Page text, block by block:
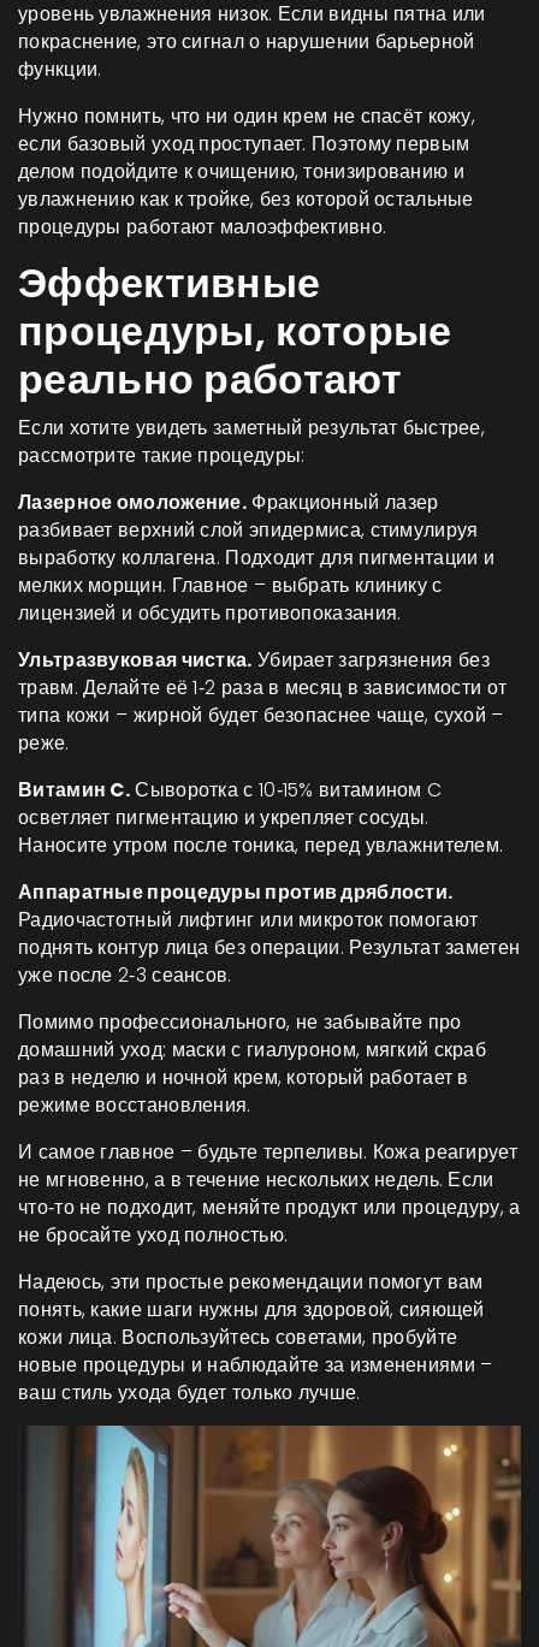
уровень увлажнения низок. Если видны пятна или
покраснение, это сигнал о нарушении барьерной
функции.
Нужно помнить, что ни один крем не спасёт кожу,
если базовый уход проступает. Поэтому первым
делом подойдите к очищению, тонизированию и
увлажнению как к тройке, без которой остальные
процедуры работают малоэффективно.
Эффективные
процедуры, которые
реально работают
Если хотите увидеть заметный результат быстрее,
рассмотрите такие процедуры:
Лазерное омоложение. Фракционный лазер
разбивает верхний слой эпидермиса, стимулируя
выработку коллагена. Подходит для пигментации и
мелких морщин. Главное – выбрать клинику с
лицензией и обсудить противопоказания.
Ультразвуковая чистка. Убирает загрязнения без
травм. Делайте её 1‑2 раза в месяц в зависимости от
типа кожи – жирной будет безопаснее чаще, сухой –
реже.
Витамин C.Сыворотка с 10‑15% витамином C
осветляет пигментацию и укрепляет сосуды.
Наносите утром после тоника, перед увлажнителем.
Аппаратные процедуры против дряблости.
Радиочастотный лифтинг или микроток помогают
поднять контур лица без операции. Результат заметен
уже после 2‑3 сеансов.
Помимо профессионального, не забывайте про
домашний уход: маски с гиалуроном, мягкий скраб
раз в неделю и ночной крем, который работает в
режиме восстановления.
И самое главное – будьте терпеливы. Кожа реагирует
не мгновенно, а в течение нескольких недель. Если
что‑то не подходит, меняйте продукт или процедуру, а
не бросайте уход полностью.
Надеюсь, эти простые рекомендации помогут вам
понять, какие шаги нужны для здоровой, сияющей
кожи лица. Воспользуйтесь советами, пробуйте
новые процедуры и наблюдайте за изменениями –
ваш стиль ухода будет только лучше.